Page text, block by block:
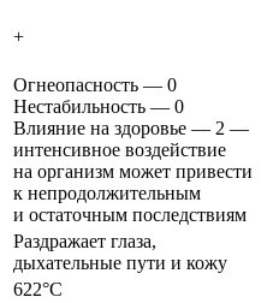
+
Огнеопасность — 0
Нестабильность — 0
Влияние на здоровье — 2 —
интенсивное воздействие
на организм может привести
к непродолжительным
и остаточным последствиям
Раздражает глаза,
дыхательные пути и кожу
622°С